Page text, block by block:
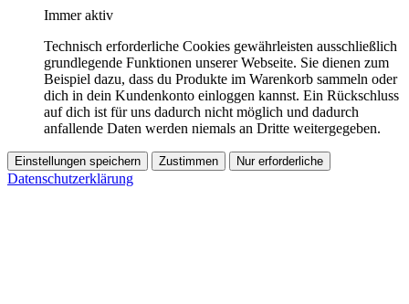
Immer aktiv
Technisch erforderliche Cookies gewährleisten ausschließlich
grundlegende Funktionen unserer Webseite. Sie dienen zum
Beispiel dazu, dass du Produkte im Warenkorb sammeln oder
dich in dein Kundenkonto einloggen kannst. Ein Rückschluss
auf dich ist für uns dadurch nicht möglich und dadurch
anfallende Daten werden niemals an Dritte weitergegeben.
Einstellungen speichern Zustimmen Nur erforderliche
Datenschutzerklärung